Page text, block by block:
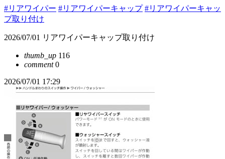
#リアワイパー #リアワイパーキャップ #リアワイパーキャッ
プ取り付け
2026/07/01 リアワイパーキャップ取り付け
thumb_up 116
comment0
2026/07/01 17:29